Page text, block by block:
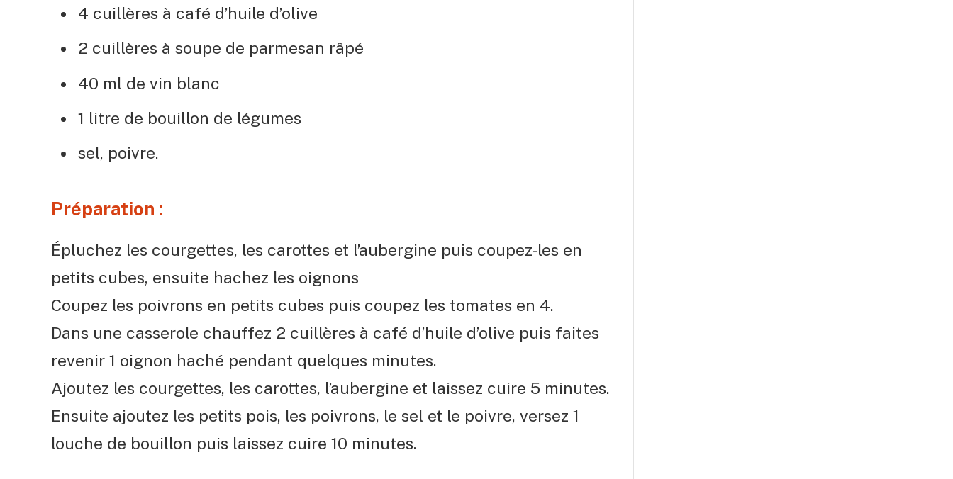
4 cuillères à café d’huile d’olive
2 cuillères à soupe de parmesan râpé
40 ml de vin blanc
1 litre de bouillon de légumes
sel, poivre.
Préparation :
Épluchez les courgettes, les carottes et l’aubergine puis coupez-les en
petits cubes, ensuite hachez les oignons
Coupez les poivrons en petits cubes puis coupez les tomates en 4.
Dans une casserole chauffez 2 cuillères à café d’huile d’olive puis faites
revenir 1 oignon haché pendant quelques minutes.
Ajoutez les courgettes, les carottes, l’aubergine et laissez cuire 5 minutes.
Ensuite ajoutez les petits pois, les poivrons, le sel et le poivre, versez 1
louche de bouillon puis laissez cuire 10 minutes.